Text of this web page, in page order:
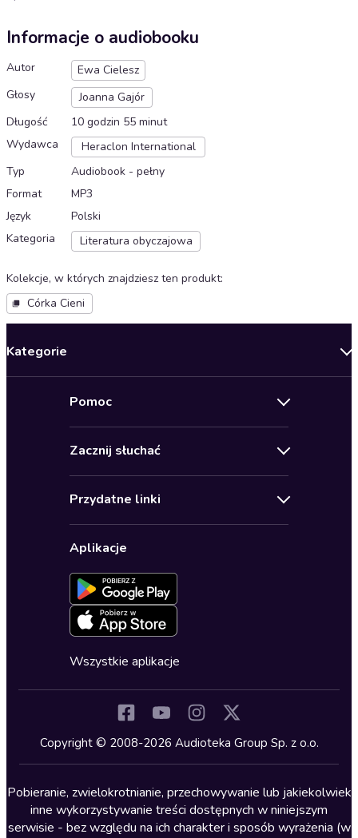
Informacje o audiobooku
Autor
Ewa Cielesz
Głosy
Joanna Gajór
Długość
10 godzin 55 minut
Wydawca
Heraclon International
Typ
Audiobook - pełny
Format
MP3
Język
Polski
Kategoria
Literatura obyczajowa
Kolekcje, w których znajdziesz ten produkt:
Córka Cieni
Kategorie
Biznes, marketing, ekonomia
Dla młodzieży
Kryminały
Lektury szkolne
Literatura anglojęzyczna
Literatura faktu
Pomoc
Pomoc
Ustawienia prywatności
Formularz zgłaszania nielegalnych treści
Deklaracja dostępności
Zacznij słuchać
Karnety
Oferta dla firm i bibliotek
Przydatne linki
Dołącz do newslettera
Blog
Zapowiedzi
Cykle audiobooków
Aplikacje
Wszystkie aplikacje
Copyright © 2008-2026 Audioteka Group Sp. z o.o.
Pobieranie, zwielokrotnianie, przechowywanie lub jakiekolwiek
inne wykorzystywanie treści dostępnych w niniejszym
serwisie - bez względu na ich charakter i sposób wyrażenia (w